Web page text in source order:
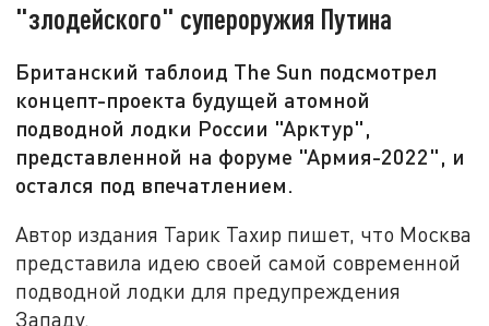
"злодейского" супероружия Путина
Британский таблоид The Sun подсмотрел
концепт-проекта будущей атомной
подводной лодки России "Арктур",
представленной на форуме "Армия-2022", и
остался под впечатлением.
Автор издания Тарик Тахир пишет, что Москва
представила идею своей самой современной
подводной лодки для предупреждения
Западу.